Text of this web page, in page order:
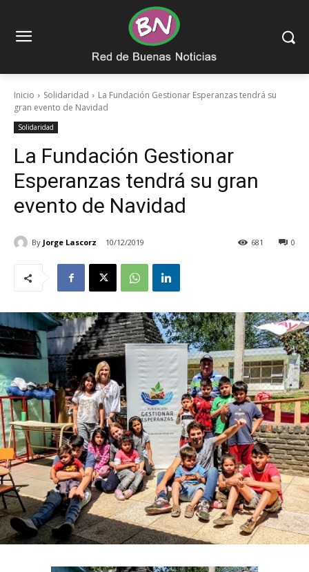
Inicio Solidaridad
La Fundación Gestionar Esperanzas tendrá su
gran evento de Navidad
Solidaridad
La Fundación Gestionar
Esperanzas tendrá su gran
evento de Navidad
By Jorge Lascorz 10/12/2019 0
681